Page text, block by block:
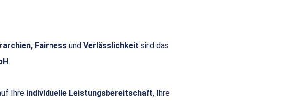
Fairness und Verlässlichkeit sind das
.
Ihre individuelle Leistungsbereitschaft, Ihre